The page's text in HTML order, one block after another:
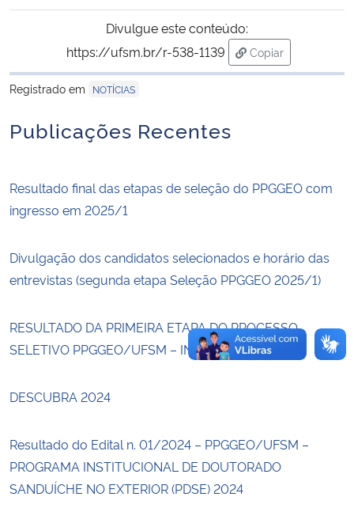
Controladoria-Geral da União
Secretaria de Governo
Planalto
Divulgue este conteúdo:
https://ufsm.br/r-538-1139
Copiar
para área de
Registrado em
NOTÍCIAS
Publicações Recentes
Resultado final das etapas de seleção do PPGGEO com
ingresso em 2025/1
Divulgação dos candidatos selecionados e horário das
entrevistas (segunda etapa Seleção PPGGEO 2025/1)
RESULTADO DA PRIMEIRA ETAPA DO PROCESSO
SELETIVO PPGGEO/UFSM – INGRESSO 2025/1
DESCUBRA 2024
Resultado do Edital n. 01/2024 – PPGGEO/UFSM –
PROGRAMA INSTITUCIONAL DE DOUTORADO
SANDUÍCHE NO EXTERIOR (PDSE) 2024